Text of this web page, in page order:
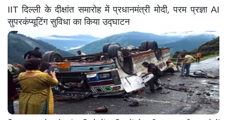
IIT दिल्ली के दीक्षांत समारोह में प्रधानमंत्री मोदी, परम प्रज्ञा AI
सुपरकंप्यूटिंग सुविधा का किया उद्घाटन